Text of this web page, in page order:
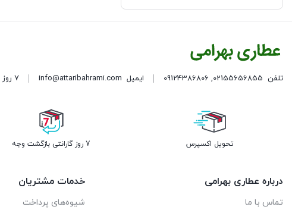
عرقیات سنتی و شربت ها
هل زرشک و زعفران
تلفن 02155656855
,
09124386806 ایمیل info@attaribahrami.com ۷ روز هفته پاسخگوی شما هستیم.
تحویل اکسپرس 7 روز گارانتی بازگشت وجه
درباره عطاری بهرامی
تماس با ما
خدمات مشتریان
شیوه‌های پرداخت